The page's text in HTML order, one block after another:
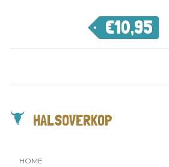
€10,95
HALSOVERKOP
HOME